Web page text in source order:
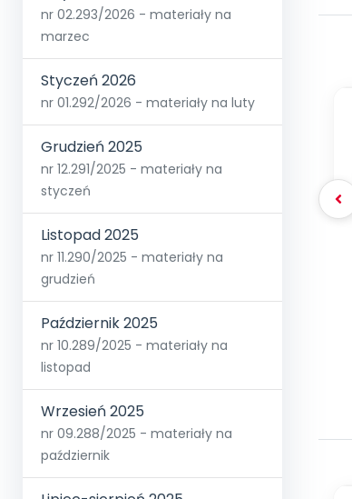
nr 02.293/2026 - materiały na
marzec
Styczeń 2026
nr 01.292/2026 - materiały na luty
Grudzień 2025
nr 12.291/2025 - materiały na
styczeń
Listopad 2025
nr 11.290/2025 - materiały na
grudzień
Październik 2025
nr 10.289/2025 - materiały na
listopad
Wrzesień 2025
nr 09.288/2025 - materiały na
październik